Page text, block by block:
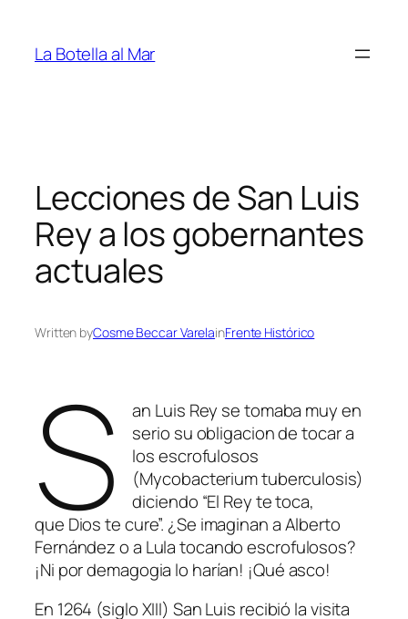
contenido
La Botella al Mar
Lecciones de San Luis
Rey a los gobernantes
actuales
Written byCosme Beccar VarelainFrente Histórico
S
an Luis Rey se tomaba muy en
serio su obligacion de tocar a
los escrofulosos
(Mycobacterium tuberculosis)
diciendo “El Rey te toca,
que Dios te cure”. ¿Se imaginan a Alberto
Fernández o a Lula tocando escrofulosos?
¡Ni por demagogia lo harían! ¡Qué asco!
En 1264 (siglo XIII) San Luis recibió la visita